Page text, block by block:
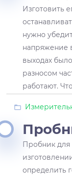
Изготовить
нужно
напряжение
выходах
разносом
работают.
Пробник для
определить